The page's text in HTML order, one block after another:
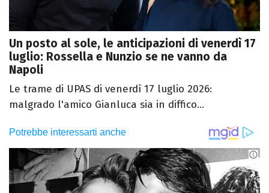
Un posto al sole, le anticipazioni di venerdì 17
luglio: Rossella e Nunzio se ne vanno da
Napoli
Le trame di UPAS di venerdì 17 luglio 2026:
malgrado l'amico Gianluca sia in diffico...